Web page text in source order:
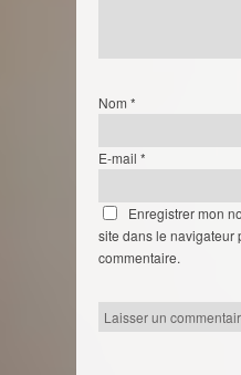
Nom *
E-mail *
Enregistrer mon
site dans le navigateur
commentaire.